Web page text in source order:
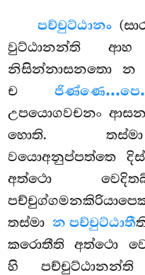
පච්චුට්ඨානං
වුට්ඨානන්ති
නිසින්නාසනතො න
ච
උපයොගවචනං
හොති. තස්මා
වයොඅනුප්පත්තෙ
අත්ථො
තස්මා න පච්චුට්ඨාතී
කරොතීති අත්ථො
හි